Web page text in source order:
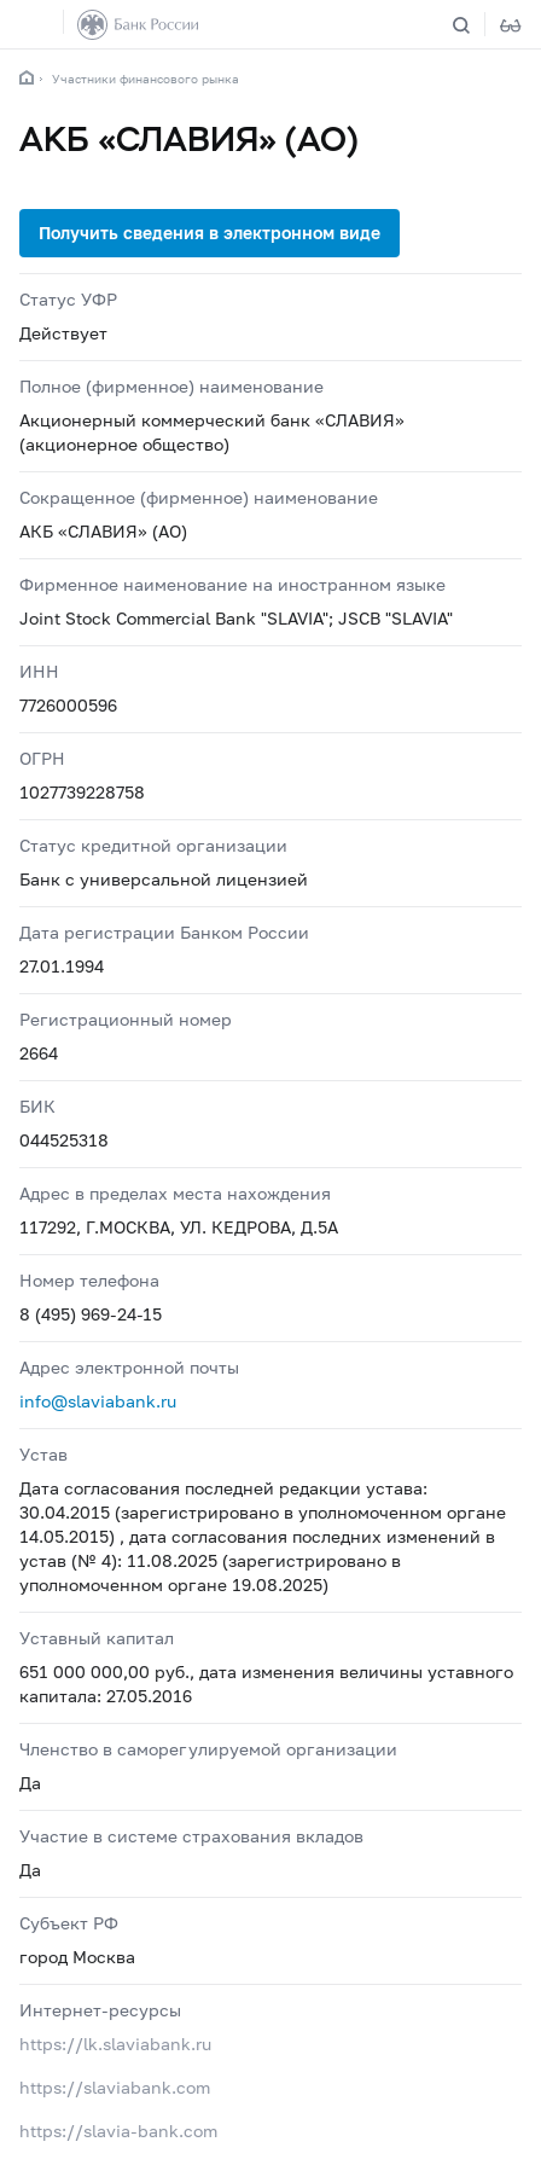
Участники финансового рынка
АКБ «СЛАВИЯ» (АО)
Статус УФР
Действует
Полное (фирменное) наименование
Акционерный коммерческий банк «СЛАВИЯ»
(акционерное общество)
Сокращенное (фирменное) наименование
АКБ «СЛАВИЯ» (АО)
Фирменное наименование на иностранном языке
Joint Stock Commercial Bank "SLAVIA"; JSCB "SLAVIA"
ИНН
7726000596
ОГРН
1027739228758
Статус кредитной организации
Банк с универсальной лицензией
Дата регистрации Банком России
27.01.1994
Регистрационный номер
2664
БИК
044525318
Адрес в пределах места нахождения
117292, Г.МОСКВА, УЛ. КЕДРОВА, Д.5А
Номер телефона
8 (495) 969-24-15
Адрес электронной почты
info@slaviabank.ru
Устав
Дата согласования последней редакции устава:
30.04.2015 (зарегистрировано в уполномоченном органе
14.05.2015) , дата согласования последних изменений в
устав (№ 4): 11.08.2025 (зарегистрировано в
уполномоченном органе 19.08.2025)
Уставный капитал
651 000 000,00 руб., дата изменения величины уставного
капитала: 27.05.2016
Членство в саморегулируемой организации
Да
Участие в системе страхования вкладов
Да
Субъект РФ
город Москва
Интернет-ресурсы
https://lk.slaviabank.ru
https://slaviabank.com
https://slavia-bank.com